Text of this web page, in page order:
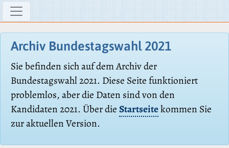
Archiv Bundestagswahl 2021
Sie befinden sich auf dem Archiv der
Bundestagswahl 2021. Diese Seite funktioniert
problemlos, aber die Daten sind von den
Kandidaten 2021. Über dieStartseitekommen Sie
zur aktuellen Version.